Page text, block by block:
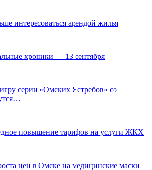
интересоваться арендой жилья
хроники — 13 сентября
серии «Омских Ястребов» со
повышение тарифов на услуги ЖКХ
цен в Омске на медицинские маски